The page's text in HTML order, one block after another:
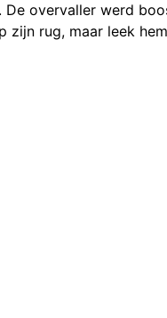
De overvaller werd
zijn rug, maar leek